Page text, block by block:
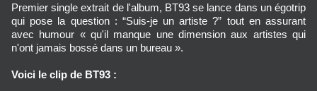
Premier single extrait de l'album, BT93 se lance dans un égotrip
qui pose la question : “Suis-je un artiste ?” tout en assurant
avec humour « qu'il manque une dimension aux artistes qui
n'ont jamais bossé dans un bureau ».
Voici le clip de BT93 :